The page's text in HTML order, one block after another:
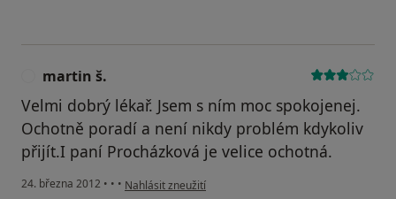
martin š.
Velmi dobrý lékař. Jsem s ním moc spokojenej.
Ochotně poradí a není nikdy problém kdykoliv
přijít.I paní Procházková je velice ochotná.
24. března 2012 • • • podle názoru uživatele martin š.
Nahlásit zneužití